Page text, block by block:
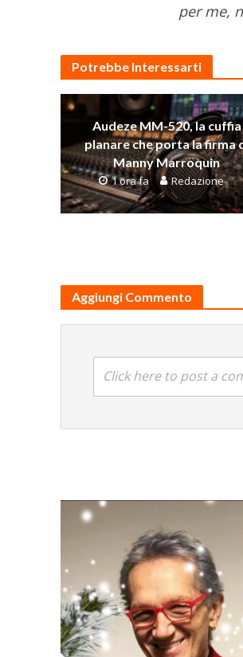
per me,
Potrebbe Interessarti
Audeze MM-520, la cuffia
planare che porta la firma
Manny Marroquin
1 ora fa Redazione
Aggiungi Commento
Click here to post a